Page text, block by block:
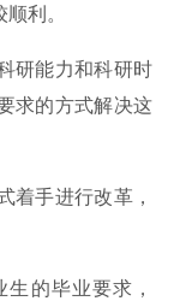
利。
研能力和科研时
求的方式解决这
着手进行改革，
的毕业要求，